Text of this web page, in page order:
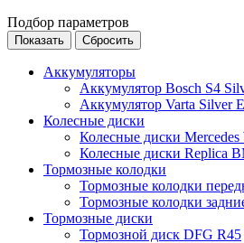
Подбор параметров
Аккумуляторы
Аккумулятор Bosch S4
Аккумулятор Varta Silver
Колесные диски
Колесные диски
Колесные диски Replica
Тормозные колодки
Тормозные колодки
Тормозные колодки
Тормозные диски
Тормозной диск DFG R45